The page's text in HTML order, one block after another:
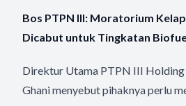
Bos PTPN III: Moratorium
Dicabut untuk Tingkatan
Direktur Utama PTPN III
Ghani menyebut pihaknya perlu